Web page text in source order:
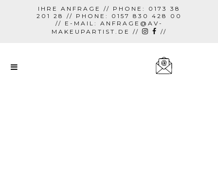
IHRE ANFRAGE // PHONE: 0173 38
201 28 // PHONE: 0157 830 428 00
// E-MAIL: ANFRAGE@AV-
MAKEUPARTIST.DE
// //